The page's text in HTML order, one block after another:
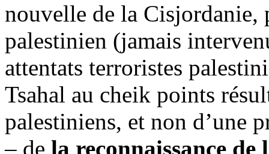
nouvelle de la Cisjordanie,
palestinien (jamais
attentats terroristes
Tsahal au cheik points
palestiniens, et non d’une
– de la reconnaissance de